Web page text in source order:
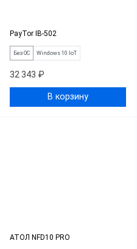
PayTor IB-502
Без ОС Windows 10 IoT
32 343 ₽
В корзину
АТОЛ NFD10 PRO